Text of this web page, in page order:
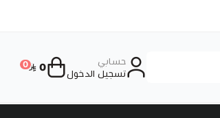
حسابي
تسجيل الدخول
0 0